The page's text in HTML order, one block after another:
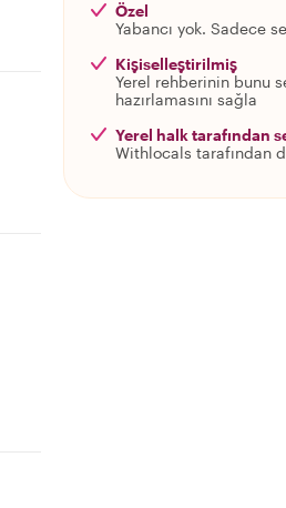
Özel
Yabancı yok. Sadece
Kişiselleştirilmiş
Yerel rehberinin bunu
hazırlamasını sağla
Yerel halk tarafından
Withlocals tarafından